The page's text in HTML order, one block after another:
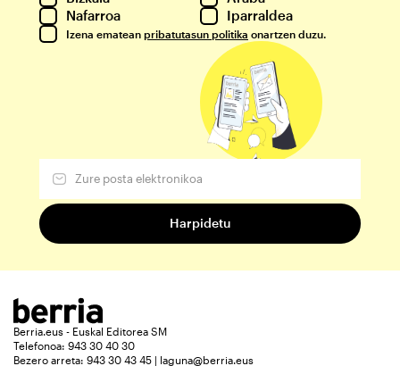
Nafarroa
Iparraldea
Izena ematean pribatutasun politika onartzen duzu.
Berria.eus - Euskal Editorea SM
Telefonoa: 943 30 40 30
Bezero arreta: 943 30 43 45 | laguna@berria.eus